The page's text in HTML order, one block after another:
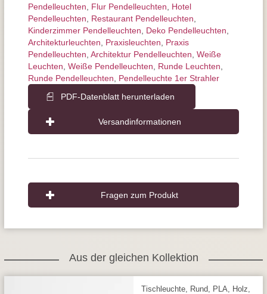
Pendelleuchten
Flur Pendelleuchten
Hotel
Pendelleuchten
Restaurant Pendelleuchten
Kinderzimmer Pendelleuchten
Deko Pendelleuchten
Architektur­leuchten
Praxisleuchten
Praxis
Pendelleuchten Architektur Pendelleuchten Weiße
Leuchten Weiße Pendelleuchten Runde Leuchten
Runde Pendelleuchten
Pendelleuchte 1er Strahler
PDF-Datenblatt herunterladen
Versandinformationen
Fragen zum Produkt
Aus der gleichen Kollektion
Tischleuchte, Rund, PLA, Holz,